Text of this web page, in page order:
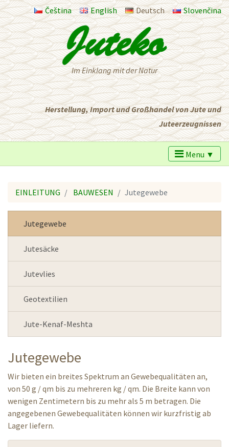
Čeština English Deutsch Slovenčina
Im Einklang mit der Natur
Herstellung, Import und Großhandel von Jute und
Juteerzeugnissen
Menu ▼
EINLEITUNG BAUWESEN Jutegewebe
Jutegewebe
Jutesäcke
Jutevlies
Geotextilien
Jute-Kenaf-Meshta
Jutegewebe
Wir bieten ein breites Spektrum an Gewebequalitäten an,
von 50 g / qm bis zu mehreren kg / qm. Die Breite kann von
wenigen Zentimetern bis zu mehr als 5 m betragen. Die
angegebenen Gewebequalitäten können wir kurzfristig ab
Lager liefern.